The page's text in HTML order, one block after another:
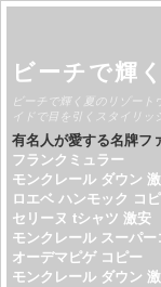
ビーチで輝
ビーチで輝く夏のリゾー
イドで目を引くスタイリッ
有名人が愛する名牌フ
フランクミュラー
モンクレール ダウン
ロエベ ハンモック コ
セリーヌ tシャツ 激安
モンクレール スーパー
オーデマピゲ コピー
モンクレール ダウン